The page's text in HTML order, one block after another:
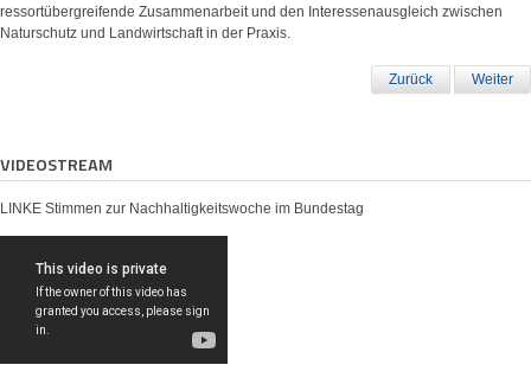
ressortübergreifende Zusammenarbeit und den Interessenausgleich zwischen
Naturschutz und Landwirtschaft in der Praxis.
Zurück Weiter
VIDEOSTREAM
LINKE Stimmen zur Nachhaltigkeitswoche im Bundestag